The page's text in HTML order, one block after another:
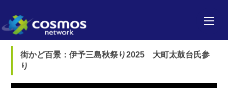
街かど百景：伊予三島秋祭り2025 大町太鼓台氏参
り